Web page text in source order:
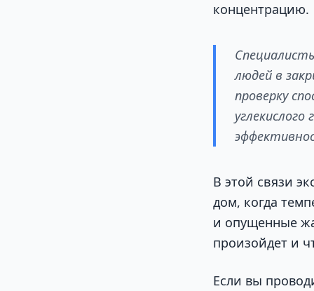
концентрацию.
людей в
проверку
В этой связи
дом, когда
и опущенные
произойдет и
Если вы